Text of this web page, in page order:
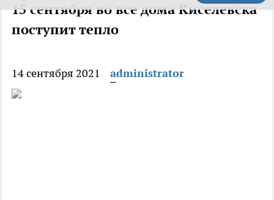
15 сентября во все дома Киселевска
поступит тепло
14 сентября 2021 administrator